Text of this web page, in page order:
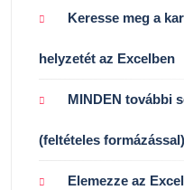
Keresse meg a
helyzetét az Excelben
MINDEN további
(feltételes formázással)
Elemezze az